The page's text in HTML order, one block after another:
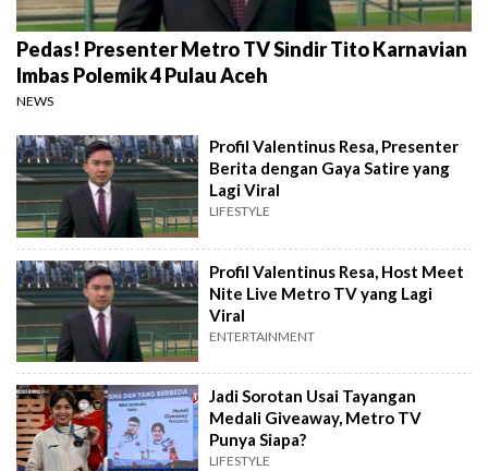
Pedas! Presenter Metro TV Sindir Tito Karnavian
Imbas Polemik 4 Pulau Aceh
NEWS
Profil Valentinus Resa, Presenter
Berita dengan Gaya Satire yang
Lagi Viral
LIFESTYLE
Profil Valentinus Resa, Host Meet
Nite Live Metro TV yang Lagi
Viral
ENTERTAINMENT
Jadi Sorotan Usai Tayangan
Medali Giveaway, Metro TV
Punya Siapa?
LIFESTYLE